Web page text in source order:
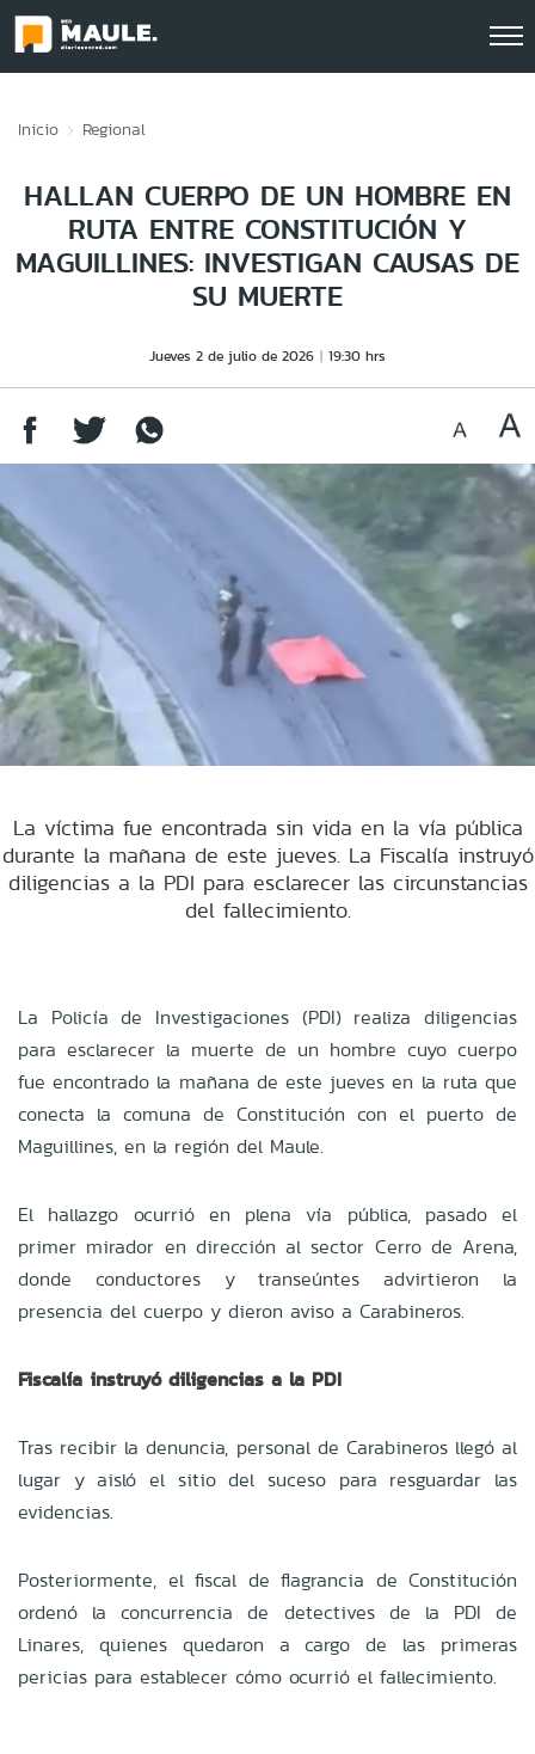
Inicio Regional
HALLAN CUERPO DE UN HOMBRE EN
RUTA ENTRE CONSTITUCIÓN Y
MAGUILLINES: INVESTIGAN CAUSAS DE
SU MUERTE
Jueves 2 de julio de 2026 19:30 hrs
La víctima fue encontrada sin vida en la vía pública
durante la mañana de este jueves. La Fiscalía instruyó
diligencias a la PDI para esclarecer las circunstancias
del fallecimiento.
La Policía de Investigaciones (PDI) realiza diligencias
para esclarecer la muerte de un hombre cuyo cuerpo
fue encontrado la mañana de este jueves en la ruta que
conecta la comuna de Constitución con el puerto de
Maguillines, en la región del Maule.
El hallazgo ocurrió en plena vía pública, pasado el
primer mirador en dirección al sector Cerro de Arena,
donde conductores y transeúntes advirtieron la
presencia del cuerpo y dieron aviso a Carabineros.
Fiscalía instruyó diligencias a la PDI
Tras recibir la denuncia, personal de Carabineros llegó al
lugar y aisló el sitio del suceso para resguardar las
evidencias.
Posteriormente, el fiscal de flagrancia de Constitución
ordenó la concurrencia de detectives de la PDI de
Linares, quienes quedaron a cargo de las primeras
pericias para establecer cómo ocurrió el fallecimiento.